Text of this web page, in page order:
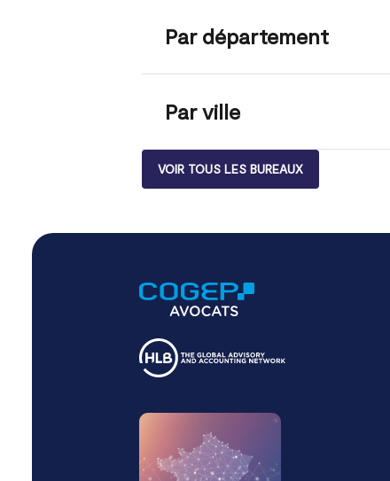
Par département
Par ville
VOIR TOUS LES BUREAUX